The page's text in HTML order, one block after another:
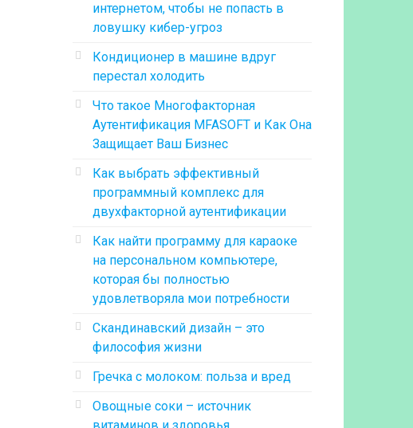
интернетом, чтобы не попасть в
ловушку кибер-угроз
Кондиционер в машине вдруг
перестал холодить
Что такое Многофакторная
Аутентификация MFASOFT и Как Она
Защищает Ваш Бизнес
Как выбрать эффективный
программный комплекс для
двухфакторной аутентификации
Как найти программу для караоке
на персональном компьютере,
которая бы полностью
удовлетворяла мои потребности
Скандинавский дизайн – это
философия жизни
Гречка с молоком: польза и вред
Овощные соки – источник